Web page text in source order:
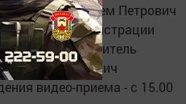
Артем Петрович
регистрации
- заместитель
Маратович
видео-приема - с 15.00